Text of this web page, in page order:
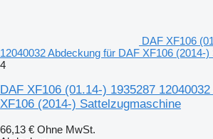
DAF XF106
12040032 Abdeckung für DAF XF106 (2014-
4
DAF XF106 (01.14-) 1935287
XF106 (2014-) Sattelzugmaschine
66,13 € Ohne MwSt.